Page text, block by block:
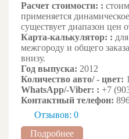
Расчет стоимости: :
применяется
существует диапазон цен
Карта-калькулятор: :
межгороду и общего
внизу.
Год выпуска: 2012
Количество авто/ - цвет:
WhatsApp/-Viber: : +7
Контактный телефон:
Отзывов: 0
Подробнее